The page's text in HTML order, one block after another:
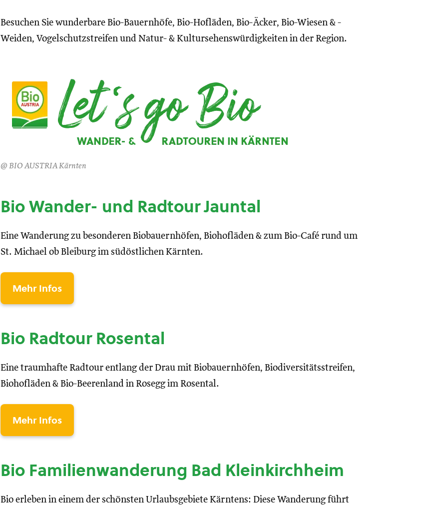
Besuchen Sie wunderbare Bio-Bauernhöfe, Bio-Hofläden, Bio-Äcker, Bio-Wiesen & -
Weiden, Vogelschutzstreifen und Natur- & Kultursehenswürdigkeiten in der Region.
@ BIO AUSTRIA Kärnten
Bio Wander- und Radtour Jauntal
Eine Wanderung zu besonderen Biobauernhöfen, Biohofläden & zum Bio-Café rund um
St. Michael ob Bleiburg im südöstlichen Kärnten.
Mehr Infos
Bio Radtour Rosental
Eine traumhafte Radtour entlang der Drau mit Biobauernhöfen, Biodiversitätsstreifen,
Biohofläden & Bio-Beerenland in Rosegg im Rosental.
Mehr Infos
Bio Familienwanderung Bad Kleinkirchheim
Bio erleben in einem der schönsten Urlaubsgebiete Kärntens: Diese Wanderung führt